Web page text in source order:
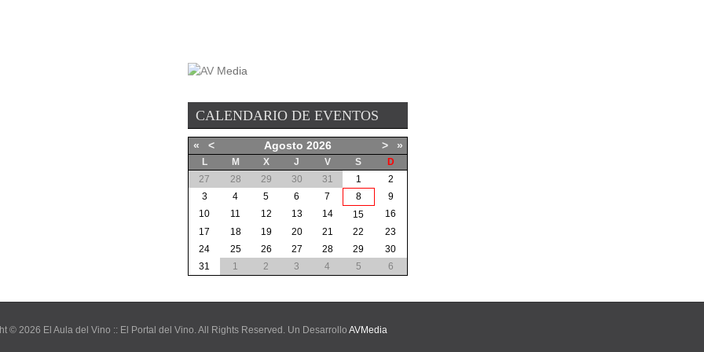
CALENDARIO DE EVENTOS
« < Agosto 2026 > »
L M X J V S
D
27
28 29 30 31 1
2
3
4 5 6 7 8
9
10
11 12 13 14 15
16
17
18 19 20 21 22
23
24
25 26 27 28 29
30
31
1 2 3 4 5 6
© 2026 El Aula del Vino :: El Portal del Vino. All Rights Reserved. Un Desarrollo AVMedia